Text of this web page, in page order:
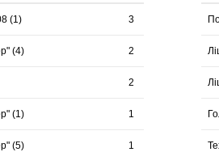
(1) 3
(4) 2
2
(1) 1
(5) 1